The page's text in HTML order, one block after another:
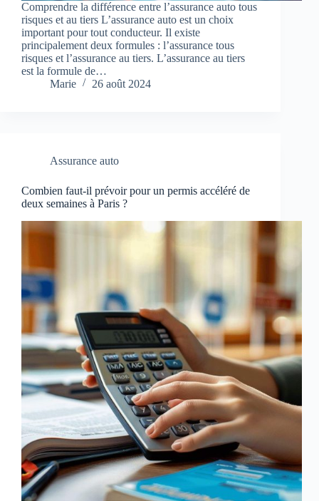
Comprendre la différence entre l’assurance auto tous
risques et au tiers L’assurance auto est un choix
important pour tout conducteur. Il existe
principalement deux formules : l’assurance tous
risques et l’assurance au tiers. L’assurance au tiers
est la formule de…
Marie
26 août 2024
Assurance auto
Combien faut-il prévoir pour un permis accéléré de
deux semaines à Paris ?